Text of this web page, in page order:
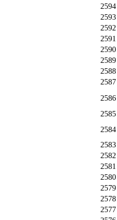
2594
2593
2592
2591
2590
2589
2588
2587
2586
2585
2584
2583
2582
2581
2580
2579
2578
2577